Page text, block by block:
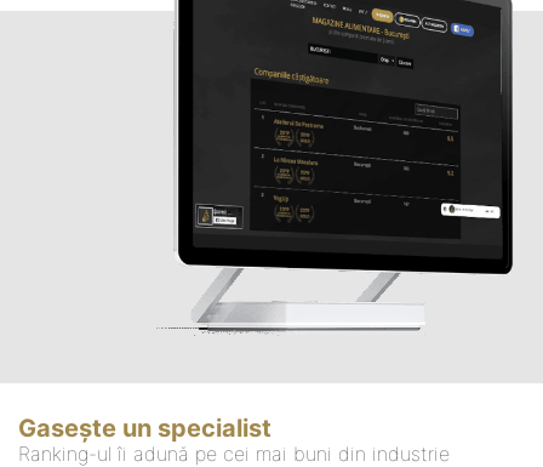
Gasește un specialist
Ranking-ul îi adună pe cei mai buni din industrie